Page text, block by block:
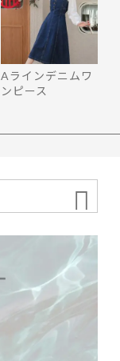
Aラインデニムワ
ンピース